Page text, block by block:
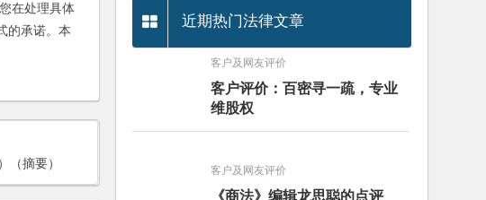
在处理具体
的承诺。本
（摘要）
近期热门法律文章
客户及网友评价
客户评价：百密寻一疏，专业
维股权
客户及网友评价
《商法》编辑龙思聪的点评